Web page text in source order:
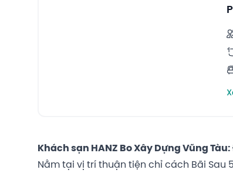
Khách sạn HANZ Bo Xây Dựng Vũng
Nằm tại vị trí thuận tiện chỉ cách Bãi Sau